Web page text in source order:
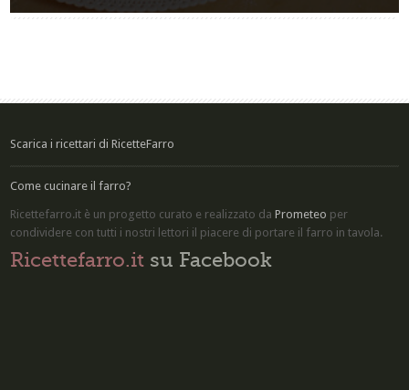
Scarica i ricettari di RicetteFarro
Come cucinare il farro?
Ricettefarro.it è un progetto curato e realizzato daPrometeo per
condividere con tutti i nostri lettori il piacere di portare il farro in tavola.
Ricettefarro.it su Facebook